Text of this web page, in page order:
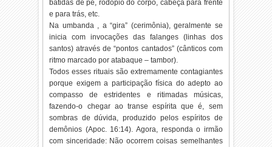
batidas de pé, rodopio do corpo, cabeça para frente
e para trás, etc.
Na umbanda , a “gira” (cerimônia), geralmente se
inicia com invocações das falanges (linhas dos
santos) através de “pontos cantados” (cânticos com
ritmo marcado por atabaque – tambor).
Todos esses rituais são extremamente contagiantes
porque exigem a participação física do adepto ao
compasso de estridentes e ritimadas músicas,
fazendo-o chegar ao transe espírita que é, sem
sombras de dúvida, produzido pelos espíritos de
demônios (Apoc. 16:14). Agora, responda o irmão
com sinceridade: Não ocorrem coisas semelhantes